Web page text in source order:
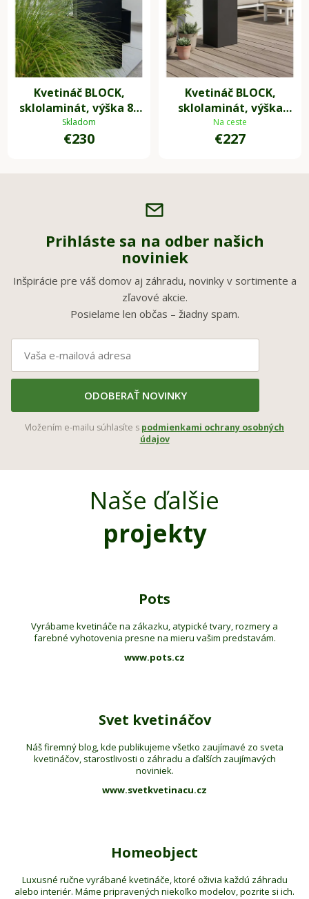
Kvetináč BLOCK,
sklolaminát, výška 80
cm, antracit
Skladom
€230
Kvetináč BLOCK,
sklolaminát, výška
100x30x30 cm,
antracit
Na ceste
€227
Prihláste sa na odber našich
noviniek
Inšpirácie pre váš domov aj záhradu, novinky v sortimente a
zľavové akcie.
Posielame len občas – žiadny spam.
ODOBERAŤ NOVINKY
Vložením e-mailu súhlasíte s podmienkami ochrany osobných
údajov
Naše ďalšie
projekty
Pots
Vyrábame kvetináče na zákazku, atypické tvary, rozmery a
farebné vyhotovenia presne na mieru vašim predstavám.
www.pots.cz
Svet kvetináčov
Náš firemný blog, kde publikujeme všetko zaujímavé zo sveta
kvetináčov, starostlivosti o záhradu a ďalších zaujímavých
noviniek.
www.svetkvetinacu.cz
Homeobject
Luxusné ručne vyrábané kvetináče, ktoré oživia každú záhradu
alebo interiér. Máme pripravených niekoľko modelov, pozrite si ich.